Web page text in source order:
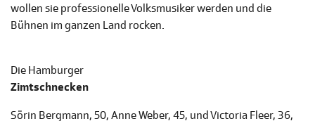
wollen sie professionelle Volksmusiker werden und die
Bühnen im ganzen Land rocken.
Die Hamburger
Zimtschnecken
Sörin Bergmann, 50, Anne Weber, 45, und Victoria Fleer, 36,